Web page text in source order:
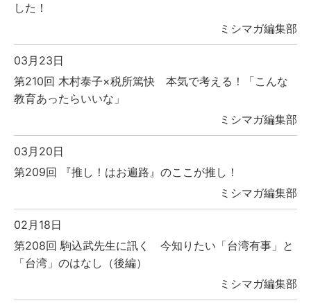
した！
ミシマガ編集部
03月23日
第210回 木村泰子×税所篤快 本気で考える！「こんな
教育あったらいいな」
ミシマガ編集部
03月20日
第209回 『推し！はお遍路』のここが推し！
ミシマガ編集部
02月18日
第208回 駒込武先生に訊く 今知りたい「台湾有事」と
「台湾」のはなし（後編）
ミシマガ編集部